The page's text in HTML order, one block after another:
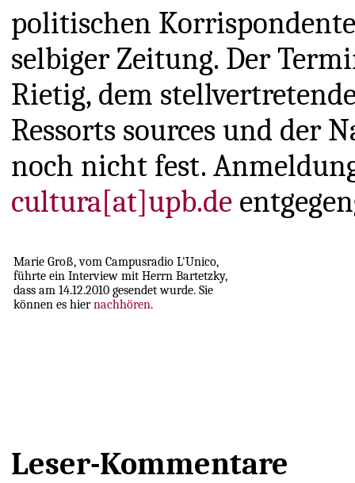
politischen
selbiger Zeitung. Der
Rietig, dem
Ressorts sources und der
noch nicht fest.
cultura[at]upb.de
Marie Groß, vom Campusradio L'Unico,
führte ein Interview mit Herrn Bartetzky,
dass am 14.12.2010 gesendet wurde. Sie
können es hiernachhören.
Leser-Kommentare